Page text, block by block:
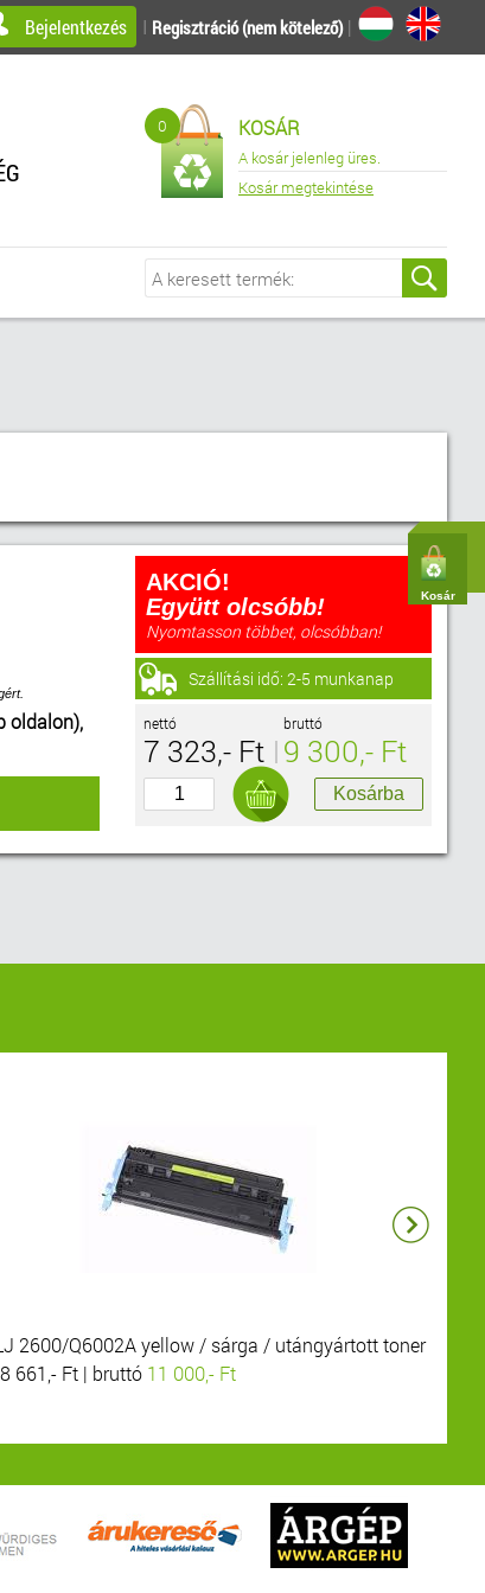
Kosár
Bejelentkezés I Regisztráció (nem kötelező)|
0 KOSÁR
A kosár jelenleg üres.
Kosár megtekintése
oldalon),
AKCIÓ!
Együtt olcsóbb!
Nyomtasson többet, olcsóbban!
Szállítási idő: 2-5 munkanap
nettó
7 323,- Ft
bruttó
9 300,- Ft
2600/Q6002A yellow / sárga / utángyártott toner
661,- Ft | bruttó 11 000,- Ft